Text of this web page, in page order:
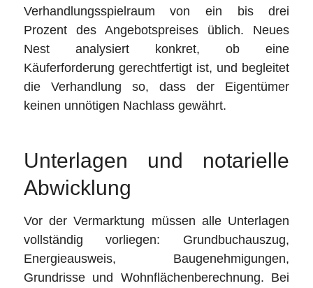
Verhandlungsspielraum von ein bis drei
Prozent des Angebotspreises üblich. Neues
Nest analysiert konkret, ob eine
Käuferforderung gerechtfertigt ist, und begleitet
die Verhandlung so, dass der Eigentümer
keinen unnötigen Nachlass gewährt.
Unterlagen und notarielle
Abwicklung
Vor der Vermarktung müssen alle Unterlagen
vollständig vorliegen: Grundbuchauszug,
Energieausweis, Baugenehmigungen,
Grundrisse und Wohnflächenberechnung. Bei